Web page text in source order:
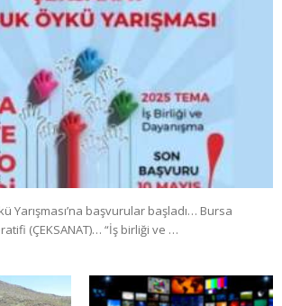
Yarışması’na başvurular başladı… Bursa
(ÇEKSANAT)… “İş birliği ve …